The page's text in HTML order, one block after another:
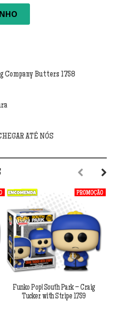
Company Butters 1758
ATÉ NÓS
Funko Pop! South Park – Craig
Tucker with Stripe 1759
Previous
Next